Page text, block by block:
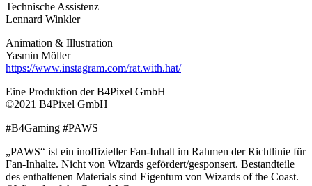
Technische Assistenz
Lennard Winkler
Animation & Illustration
Yasmin Möller
https://www.instagram.com/rat.with.hat/
Eine Produktion der B4Pixel GmbH
©2021 B4Pixel GmbH
#B4Gaming #PAWS
„PAWS“ ist ein inoffizieller Fan-Inhalt im Rahmen der Richtlinie für
Fan-Inhalte. Nicht von Wizards gefördert/gesponsert. Bestandteile
des enthaltenen Materials sind Eigentum von Wizards of the Coast.